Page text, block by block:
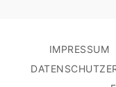
IMPRESSUM